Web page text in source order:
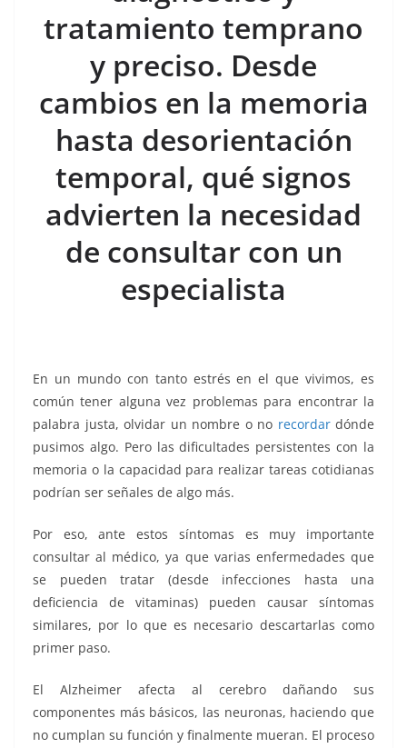
k
tratamiento temprano
y preciso. Desde
cambios en la memoria
hasta desorientación
temporal, qué signos
advierten la necesidad
de consultar con un
especialista
En un mundo con tanto estrés en el que vivimos, es
común tener alguna vez problemas para encontrar la
palabra justa, olvidar un nombre o no recordardónde
pusimos algo. Pero las dificultades persistentes con la
memoria o la capacidad para realizar tareas cotidianas
podrían ser señales de algo más.
Por eso, ante estos síntomas es muy importante
consultar al médico, ya que varias enfermedades que
se pueden tratar (desde infecciones hasta una
deficiencia de vitaminas) pueden causar síntomas
similares, por lo que es necesario descartarlas como
primer paso.
El Alzheimer afecta al cerebro dañando sus
componentes más básicos, las neuronas, haciendo que
no cumplan su función y finalmente mueran. El proceso